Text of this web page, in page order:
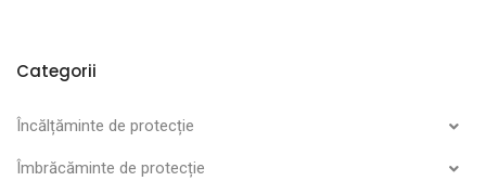
Categorii
Încălțăminte de protecție
Îmbrăcăminte de protecție